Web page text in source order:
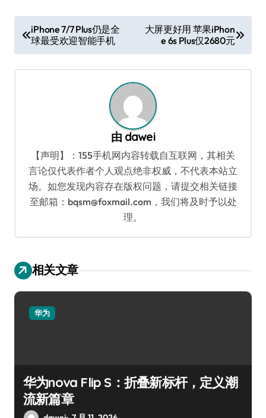
章
导
iPhone 7/7 Plus仍是全
球最受欢迎智能手机
大屏更好用 苹果iPhon
e 6s Plus仅2680元
由 dawei
【声明】：155手机网内容转载自互联网，其相关
言论仅代表作者个人观点绝非权威，不代表本站立
场。如您发现内容存在版权问题，请提交相关链接
至邮箱：bqsm@foxmail.com，我们将及时予以处
理。
相关文章
华为
华为nova Flip S：折叠新标杆，定义潮
流新篇章